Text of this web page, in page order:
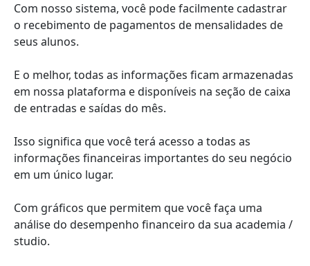
Com nosso sistema, você pode facilmente cadastrar
o recebimento de pagamentos de mensalidades de
seus alunos.
E o melhor, todas as informações ficam armazenadas
em nossa plataforma e disponíveis na seção de caixa
de entradas e saídas do mês.
Isso significa que você terá acesso a todas as
informações financeiras importantes do seu negócio
em um único lugar.
Com gráficos que permitem que você faça uma
análise do desempenho financeiro da sua academia /
studio.